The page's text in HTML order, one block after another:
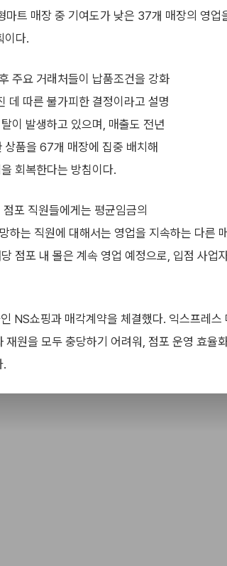
트 매장 중 기여도가 낮은 37개 매장의 영업
이다.
주요 거래처들이 납품조건을 강화
데 따른 불가피한 결정이라고 설명
이 발생하고 있으며, 매출도 전년
품을 67개 매장에 집중 배치해
회복한다는 방침이다.
포 직원들에게는 평균임금의
는 직원에 대해서는 영업을 지속하는 다른
점포 내 몰은 계속 영업 예정으로, 입점 사업
NS쇼핑과 매각계약을 체결했다. 익스프레스
원을 모두 충당하기 어려워, 점포 운영 효율
.